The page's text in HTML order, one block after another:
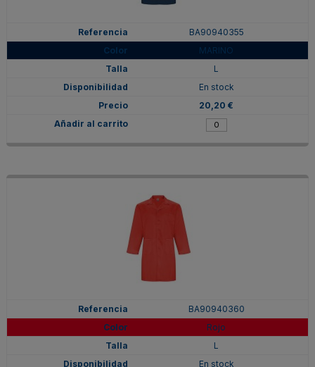
BA90940355
MARINO
L
En stock
20,20 €
BA90940360
Rojo
L
En stock